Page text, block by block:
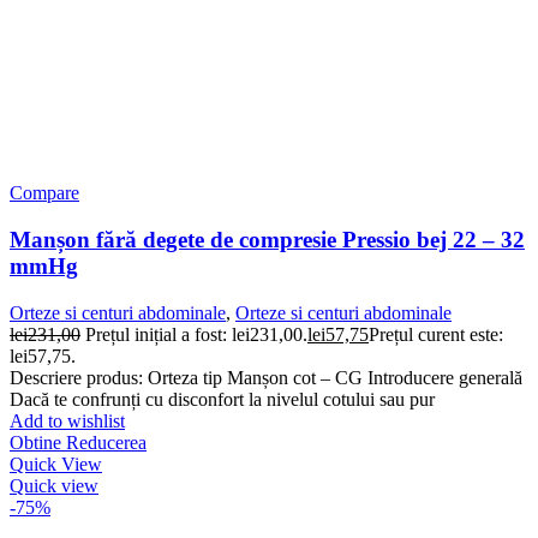
Compare
Manșon fără degete de compresie Pressio bej 22 – 32
mmHg
Orteze si centuri abdominale, Orteze si centuri abdominale
lei231,00 Prețul inițial a fost: lei231,00.lei57,75Prețul curent este:
lei57,75.
Descriere produs: Orteza tip Manșon cot – CG Introducere generală
Dacă te confrunți cu disconfort la nivelul cotului sau pur
Add to wishlist
Obtine Reducerea
Quick View
Quick view
-75%